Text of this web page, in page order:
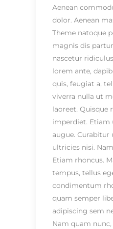
Aenean
dolor. Aenean
Theme natoque
magnis dis
nascetur
lorem ante,
quis, feugiat a,
viverra nulla ut
laoreet. Quisque
imperdiet. Etiam
augue. Curabitur
ultricies nisi.
Etiam rhoncus.
tempus, tellus
condimentum
quam semper
adipiscing sem
Nam quam